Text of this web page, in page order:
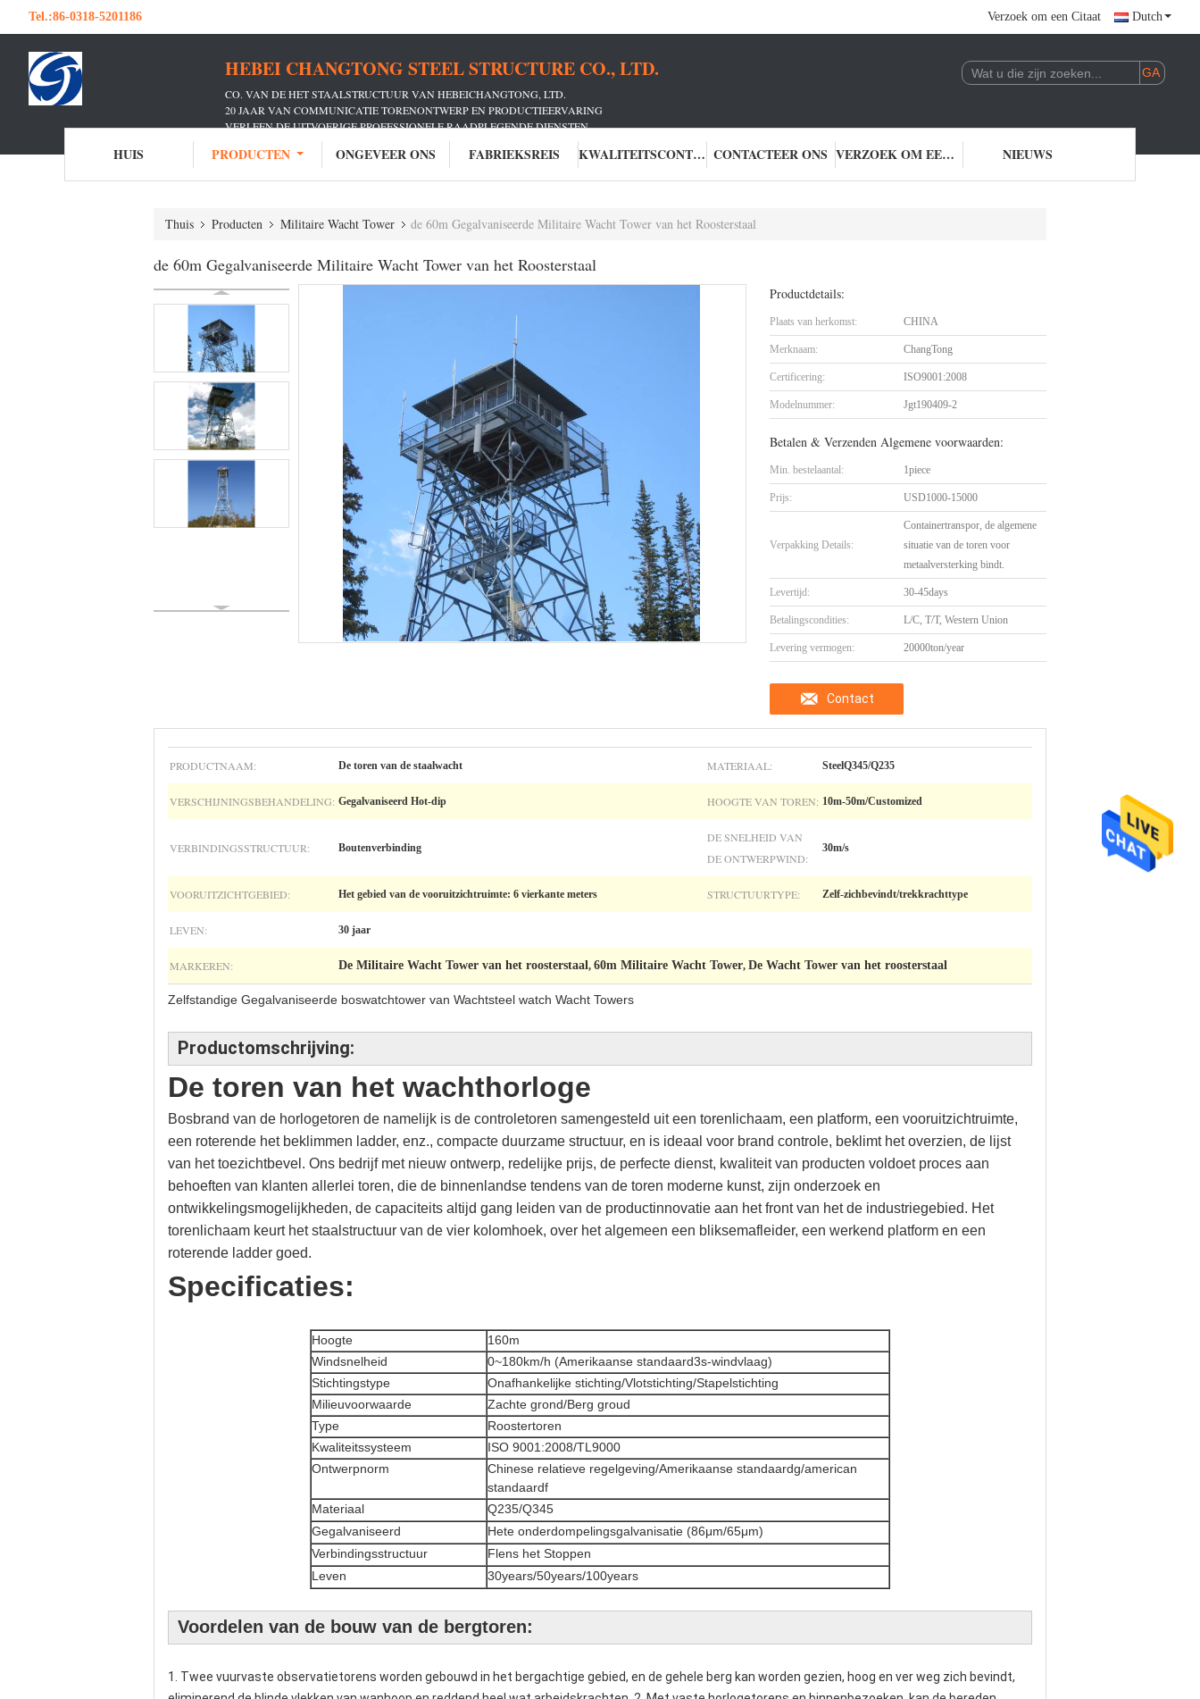
Tel.:86-0318-5201186 Verzoek om een Citaat Dutch
HEBEI CHANGTONG STEEL STRUCTURE CO., LTD.
CO. VAN DE HET STAALSTRUCTUUR VAN HEBEICHANGTONG, LTD.
20 JAAR VAN COMMUNICATIE TORENONTWERP EN PRODUCTIEERVARING
VERLEEN DE UITVOERIGE PROFESSIONELE RAADPLEGENDE DIENSTEN
TALLOZE COMMUNICATIE DRAGERS HEEFT GEDIEND
HUIS PRODUCTEN ONGEVEER ONS FABRIEKSREIS KWALITEITSCONTROLE CONTACTEER ONS VERZOEK OM EEN CITAAT NIEUWS
Thuis Producten Militaire Wacht Tower de 60m Gegalvaniseerde Militaire Wacht Tower van het Roosterstaal
de 60m Gegalvaniseerde Militaire Wacht Tower van het Roosterstaal
Productdetails:
Plaats van herkomst: CHINA
Merknaam: ChangTong
Certificering: ISO9001:2008
Modelnummer: Jgt190409-2
Betalen & Verzenden Algemene voorwaarden:
Min. bestelaantal: 1piece
Prijs: USD1000-15000
Verpakking Details:
Containertranspor, de algemene
situatie van de toren voor
metaalversterking bindt.
Levertijd: 30-45days
Betalingscondities: L/C, T/T, Western Union
Levering vermogen: 20000ton/year
Contact
PRODUCTNAAM: De toren van de staalwacht MATERIAAL: SteelQ345/Q235
VERSCHIJNINGSBEHANDELING: Gegalvaniseerd Hot-dip HOOGTE VAN TOREN: 10m-50m/Customized
VERBINDINGSSTRUCTUUR: Boutenverbinding
DE SNELHEID VAN
DE ONTWERPWIND:
30m/s
VOORUITZICHTGEBIED: Het gebied van de vooruitzichtruimte: 6 vierkante meters STRUCTUURTYPE: Zelf-zichbevindt/trekkrachttype
LEVEN: 30 jaar
MARKEREN: De Militaire Wacht Tower van het roosterstaal, 60m Militaire Wacht Tower, De Wacht Tower van het roosterstaal
Zelfstandige Gegalvaniseerde boswatchtower van Wachtsteel watch Wacht Towers
Productomschrijving:
De toren van het wachthorloge
Bosbrand van de horlogetoren de namelijk is de controletoren samengesteld uit een torenlichaam, een platform, een vooruitzichtruimte,
een roterende het beklimmen ladder, enz., compacte duurzame structuur, en is ideaal voor brand controle, beklimt het overzien, de lijst
van het toezichtbevel. Ons bedrijf met nieuw ontwerp, redelijke prijs, de perfecte dienst, kwaliteit van producten voldoet proces aan
behoeften van klanten allerlei toren, die de binnenlandse tendens van de toren moderne kunst, zijn onderzoek en
ontwikkelingsmogelijkheden, de capaciteits altijd gang leiden van de productinnovatie aan het front van het de industriegebied. Het
torenlichaam keurt het staalstructuur van de vier kolomhoek, over het algemeen een bliksemafleider, een werkend platform en een
roterende ladder goed.
Specificaties:
Hoogte
160m
Windsnelheid
0~180km/h (Amerikaanse standaard3s-windvlaag)
Stichtingstype
Onafhankelijke stichting/Vlotstichting/Stapelstichting
Milieuvoorwaarde
Zachte grond/Berg groud
Type
Roostertoren
Kwaliteitssysteem
ISO 9001:2008/TL9000
Ontwerpnorm
Chinese relatieve regelgeving/Amerikaanse standaardg/american
standaardf
Materiaal
Q235/Q345
Gegalvaniseerd
Hete onderdompelingsgalvanisatie (86μm/65μm)
Verbindingsstructuur
Flens het Stoppen
Leven
30years/50years/100years
Voordelen van de bouw van de bergtoren:
1. Twee vuurvaste observatietorens worden gebouwd in het bergachtige gebied, en de gehele berg kan worden gezien, hoog en ver weg zich bevindt,